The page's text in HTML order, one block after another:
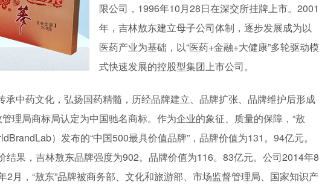
限公司，1996年10月28日在深交所挂牌上市。2001
年，吉林敖东建立母子公司体制，逐步发展成为以
医药产业为基础，以“医药+金融+大健康”多轮驱动模
式快速发展的控股型集团上市公司。
承中药文化，弘扬国药精髓，历经品牌建立、品牌扩张、品牌维护后形成
理局商标局认定为中国驰名商标。作为企业的象征、质量的保障，“敖
）发布的“中国500最具价值品牌”，品牌价值为131。94亿元。
果，吉林敖东品牌强度为902。品牌价值为116。83亿元。公司2014年8
2月，“敖东”品牌被商务部、文化和旅游部、市场监督管理局、国家知识产